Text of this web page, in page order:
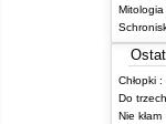
Chłopki
Do
Nie kłam